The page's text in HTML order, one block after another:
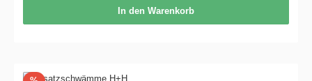
In den Warenkorb